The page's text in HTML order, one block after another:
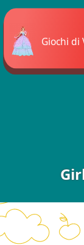
Giochi di